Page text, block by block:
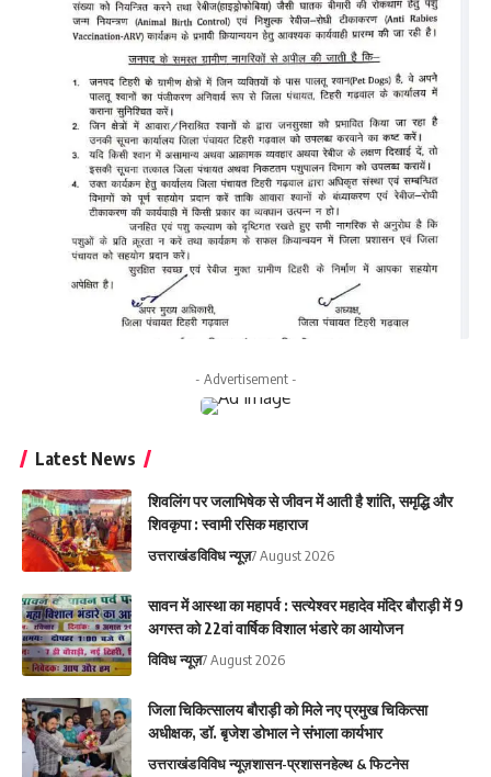
- Advertisement -
Latest News
शिवलिंग पर जलाभिषेक से जीवन में आती है शांति, समृद्धि और
शिवकृपा : स्वामी रसिक महाराज
उत्तराखंडविविध न्यूज़7 August 2026
सावन में आस्था का महापर्व : सत्येश्वर महादेव मंदिर बौराड़ी में 9
अगस्त को 22वां वार्षिक विशाल भंडारे का आयोजन
विविध न्यूज़7 August 2026
जिला चिकित्सालय बौराड़ी को मिले नए प्रमुख चिकित्सा
अधीक्षक, डॉ. बृजेश डोभाल ने संभाला कार्यभार
उत्तराखंडविविध न्यूज़शासन-प्रशासनहेल्थ & फिटनेस